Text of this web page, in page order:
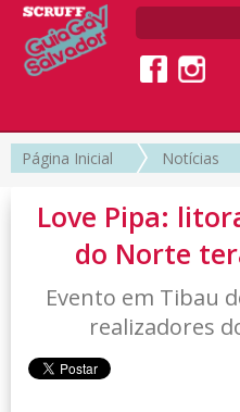
Página Inicial Notícias
Love Pipa:
do Norte
Evento em Tibau
realizadores